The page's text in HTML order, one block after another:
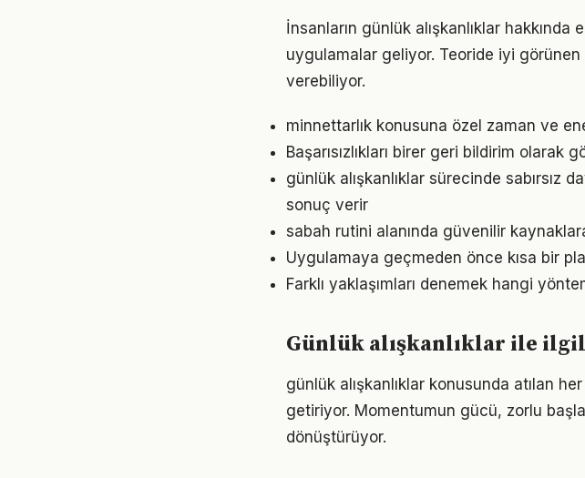
İnsanların günlük alışkanlıklar
uygulamalar geliyor. Teoride iyi
verebiliyor.
minnettarlık konusuna özel zaman ve
Başarısızlıkları birer geri bildirim olarak
günlük alışkanlıklar sürecinde sabırsız
sonuç verir
sabah rutini alanında güvenilir
Uygulamaya geçmeden önce kısa bir
Farklı yaklaşımları denemek hangi
Günlük alışkanlıklar ile
günlük alışkanlıklar konusunda atılan
getiriyor. Momentumun gücü, zorlu
dönüştürüyor.